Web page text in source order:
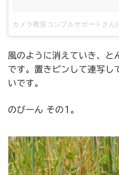
風のように消えていき、と
です。置きピンして連写し
いです。
のびーん その1。